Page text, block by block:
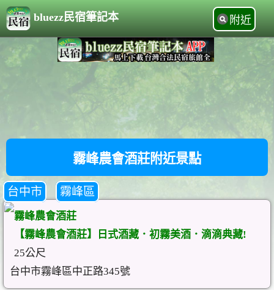
bluezz民宿筆記本 附近
霧峰農會酒莊附近景點
台中市 霧峰區
霧峰農會酒莊
【霧峰農會酒莊】日式酒藏．初霧美酒．滴滴典藏!
25公尺
台中市霧峰區中正路345號